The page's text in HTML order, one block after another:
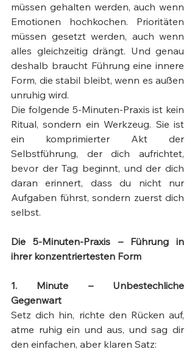
müssen gehalten werden, auch wenn
Emotionen hochkochen. Prioritäten
müssen gesetzt werden, auch wenn
alles gleichzeitig drängt. Und genau
deshalb braucht Führung eine innere
Form, die stabil bleibt, wenn es außen
unruhig wird.
Die folgende 5‑Minuten-Praxis ist kein
Ritual, sondern ein Werkzeug. Sie ist
ein komprimierter Akt der
Selbstführung, der dich aufrichtet,
bevor der Tag beginnt, und der dich
daran erinnert, dass du nicht nur
Aufgaben führst, sondern zuerst dich
selbst.
Die 5-Minuten-Praxis – Führung in
ihrer konzentriertesten Form
1. Minute – Unbestechliche
Gegenwart
Setz dich hin, richte den Rücken auf,
atme ruhig ein und aus, und sag dir
den einfachen, aber klaren Satz: